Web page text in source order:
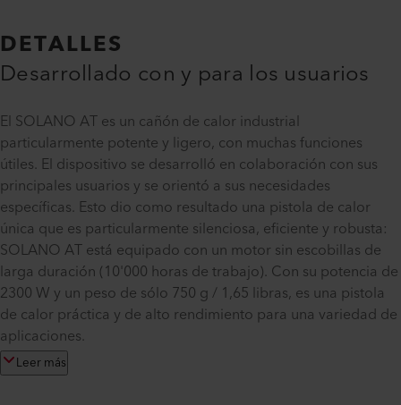
DETALLES
Desarrollado con y para los usuarios
El SOLANO AT es un cañón de calor industrial
particularmente potente y ligero, con muchas funciones
útiles. El dispositivo se desarrolló en colaboración con sus
principales usuarios y se orientó a sus necesidades
específicas. Esto dio como resultado una pistola de calor
única que es particularmente silenciosa, eficiente y robusta:
SOLANO AT está equipado con un motor sin escobillas de
larga duración (10'000 horas de trabajo). Con su potencia de
2300 W y un peso de sólo 750 g / 1,65 libras, es una pistola
de calor práctica y de alto rendimiento para una variedad de
aplicaciones.
Leer más